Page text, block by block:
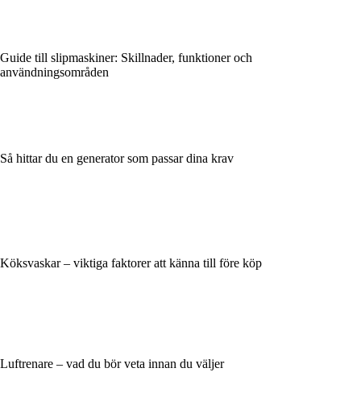
Guide till slipmaskiner: Skillnader, funktioner och
användningsområden
Så hittar du en generator som passar dina krav
Köksvaskar – viktiga faktorer att känna till före köp
Luftrenare – vad du bör veta innan du väljer